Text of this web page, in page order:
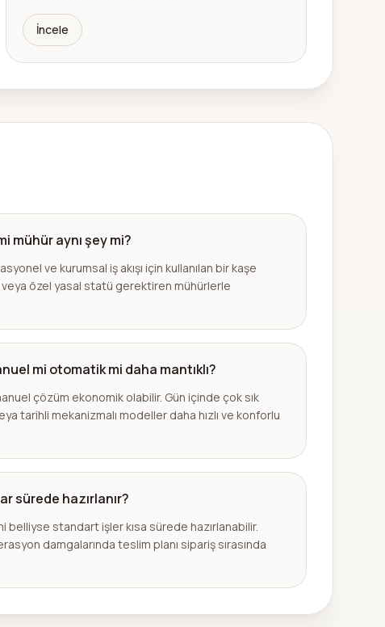
İncele
mühür aynı şey mi?
ve kurumsal iş akışı için kullanılan bir kaşe
özel yasal statü gerektiren mühürlerle
mi otomatik mi daha mantıklı?
çözüm ekonomik olabilir. Gün içinde çok sık
tarihli mekanizmalı modeller daha hızlı ve konforlu
sürede hazırlanır?
standart işler kısa sürede hazırlanabilir.
damgalarında teslim planı sipariş sırasında